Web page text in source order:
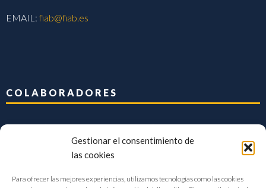
Gestionar el consentimiento de
las cookies
Para ofrecer las mejores experiencias, utilizamos tecnologías como las cookies
EMAIL:fiab@fiab.es
COLABORADORES